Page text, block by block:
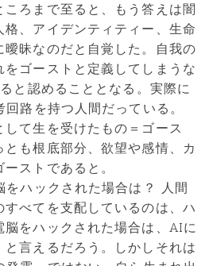
ろまで至ると、もう答えは闇
、アイデンティティー、生命
昧なのだと自覚した。自我の
ゴーストと定義してしまうな
と認めることとなる。実際に
路を持つ人間だっている。
て生を受けたもの＝ゴース
とも根底部分、欲望や感情、カ
ストであると。
をハックされた場合は？ 人間
すべてを支配しているのは、ハ
脳をハックされた場合は、AIに
言えるだろう。しかしそれは